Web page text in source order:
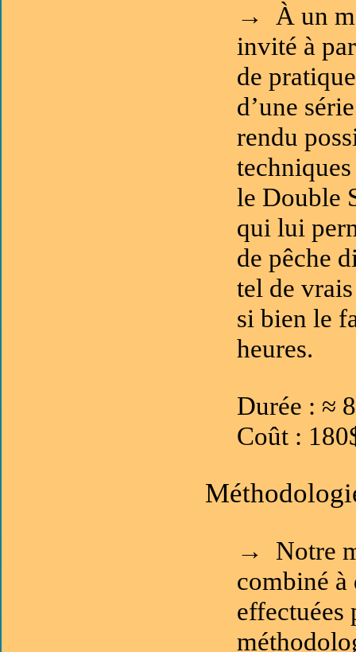
→ À un
invité à
de
d’une
rendu
le Double
qui lui
de pêche
tel de
si bien le
heures.
Durée : ≈
Coût :
→ Notre
combiné à
effectuées